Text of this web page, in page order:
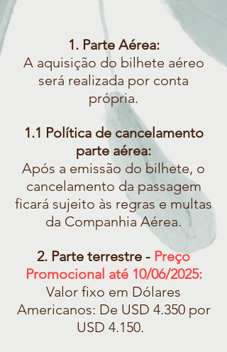
1. Parte Aérea:
A aquisição do bilhete aéreo
será realizada por conta
própria.
1.1 Política de cancelamento
parte aérea:
Após a emissão do bilhete, o
cancelamento da passagem
ficará sujeito às regras e multas
da Companhia Aérea.
2. Parte terrestre - Preço
Promocional até 10/06/2025:
Valor fixo em Dólares
Americanos: De USD 4.350 por
USD 4.150.